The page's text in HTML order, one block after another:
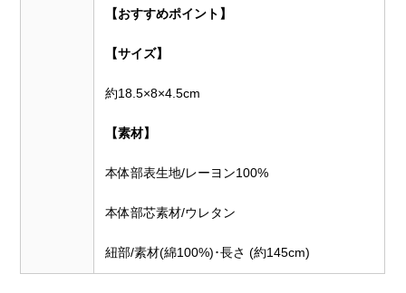
【おすすめポイント】
【サイズ】
約18.5×8×4.5cm
【素材】
本体部表生地/レーヨン100%
本体部芯素材/ウレタン
紐部/素材(綿100%)･長さ (約145cm)